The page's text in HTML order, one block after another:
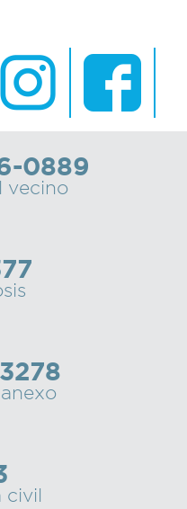
0889
vecino
civil